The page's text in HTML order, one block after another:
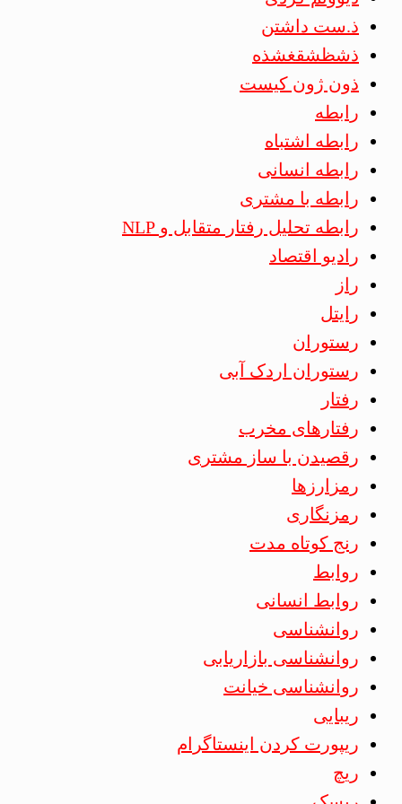
ذ.ست داشتن
ذشظشقغشذه
ذون ژون کیست
رابطه
رابطه اشتباه
رابطه انسانی
رابطه با مشتری
رابطه تحلیل رفتار متقابل و NLP
رادیو اقتصاد
راز
رایتل
رستوران
رستوران اردک آبی
رفتار
رفتارهای مخرب
رقصیدن با ساز مشتری
رمزارزها
رمزنگاری
رنج کوتاه مدت
روابط
روابط انسانی
روانشناسی
روانشناسی بازاریابی
روانشناسی خیانت
ریبایی
ریپورت کردن اینستاگرام
ریچ